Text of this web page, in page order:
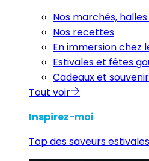
Nos marchés,
Nos recettes
En immersion chez
Estivales et fêtes
Cadeaux et
Tout voir
Inspirez-moi
Top des saveurs estivales